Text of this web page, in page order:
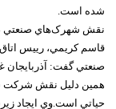
شده است.
نقش شهرک‌هاي صنعتي
قاسم کريمي، رييس اتاق
صنعتي گفت:
همين دليل نقش شرکت
حياتي است.وي ايجاد